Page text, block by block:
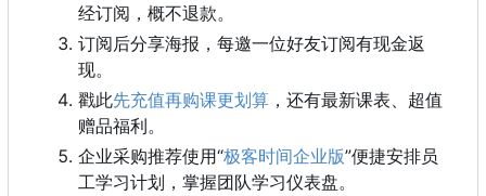
经订阅，概不退款。
订阅后分享海报，每邀一位好友订阅有现金返
现。
戳此先充值再购课更划算 ，还有最新课表、超值
赠品福利。
企业采购推荐使用“极客时间企业版”便捷安排员
工学习计划，掌握团队学习仪表盘。